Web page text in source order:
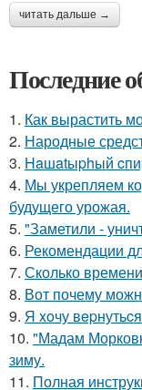
читать дальше →
Последние
1. Как вырастить
2. Народные
3. Haшatыphый
4. Мы укрепляем
будущего урожая.
5. "Заметили -
6. Рекомендации
7. Сколько
8. Вот почему
9. Я xoчу
10. "Мадам
зиму.
11. Полная